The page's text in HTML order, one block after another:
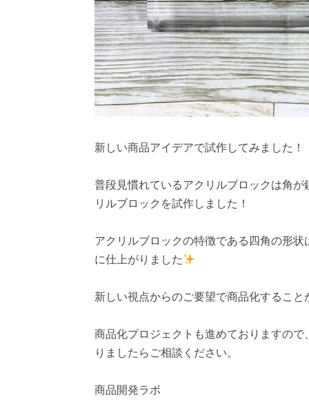
新しい商品アイデアで試作してみました！
普段見慣れているアクリルブロックは角
リルブロックを試作しました！
アクリルブロックの特徴である四角の形
に仕​​上がりました
新しい視点からのご要望で商品化すること
商品化プロジェクトも進めておりますの
りましたらご相談ください。
商品開発ラボ